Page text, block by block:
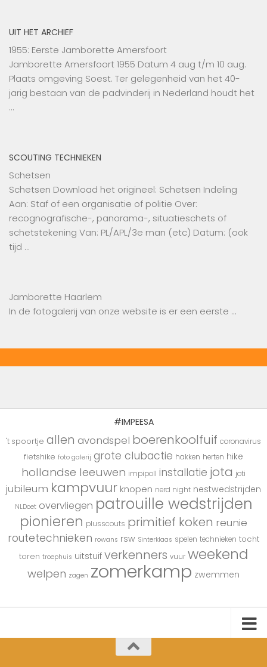
UIT HET ARCHIEF
1955: Eerste Jamborette Amersfoort
Jamborette Amersfoort 1955 Datum 4 aug t/m 10 aug.
Plaats omgeving Soest. Ter gelegenheid van het 40-
jarig bestaan van de padvinderij in Nederland houdt het
…
SCOUTING TECHNIEKEN
Schetsen
Schetsen Download het origineel: Schetsen Indeling
Aan: Staf of een organisatie of politie Over:
recognografische-, panorama-, situatieschets of
schetstekening Van: PL/APL/3e man (etc) Datum: (ook
tijd …
Jamborette Haarlem
In de fotogalerij van onze website is er een eerste …
#IMPEESA
't spoortje allen avondspel boerenkoolfuif coronavirus
fietshike foto galerij grote clubactie hakken herten hike
hollandse leeuwen impipoll installatie jota joti
jubileum kampvuur knopen nerd night nestwedstrijden
NLDoet overvliegen patrouille wedstrijden
pionieren plusscouts primitief koken reunie
routetechnieken rowans rsw Sinterklaas spelen technieken tocht
toren troephuis uitstuif verkenners vuur weekend
welpen zagen zomerkamp zwemmen